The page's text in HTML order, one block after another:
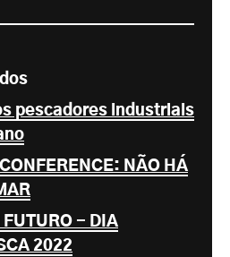
pescadores industriais
NÃO HÁ
FUTURO - DIA
2022